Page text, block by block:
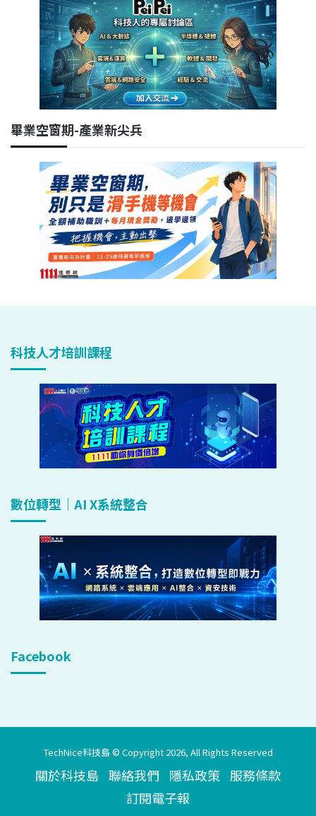
畢業空窗期-產業新尖兵
科技人才培訓課程
數位轉型｜AI X系統整合
Facebook
TechNice科技島 © Copyright 2026, All Rights Reserved
關於科技島 聯絡我們 隱私政策 服務條款
訂閱電子報